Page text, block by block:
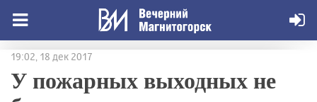
19:02, 18 дек 2017
У пожарных выходных не